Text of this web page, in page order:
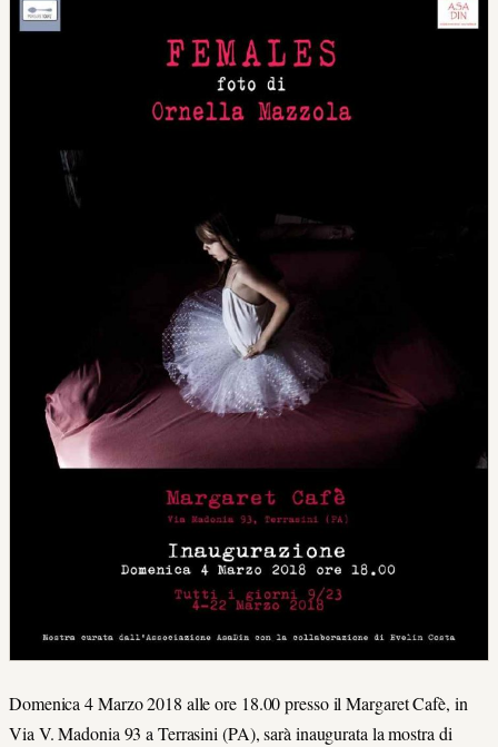
Domenica 4 Marzo 2018 alle ore 18.00 presso il Margaret Cafè, in
Via V. Madonia 93 a Terrasini (PA), sarà inaugurata la mostra di